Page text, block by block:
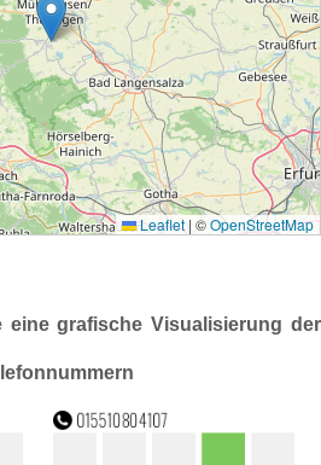
eine grafische Visualisierung der